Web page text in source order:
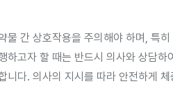
간 상호작용을 주의해야 하며, 특히
하고자 할 때는 반드시 의사와 상담하
니다. 의사의 지시를 따라 안전하게